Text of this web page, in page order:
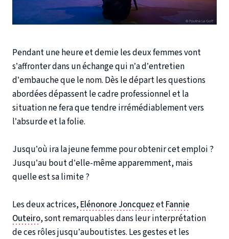
Pendant une heure et demie les deux femmes vont
s’affronter dans un échange qui n’a d’entretien
d’embauche que le nom. Dès le départ les questions
abordées dépassent le cadre professionnel et la
situation ne fera que tendre irrémédiablement vers
l’absurde et la folie.
Jusqu’où ira la jeune femme pour obtenir cet emploi ?
Jusqu’au bout d’elle-même apparemment, mais
quelle est sa limite ?
Les deux actrices, Elénonore JoncquezetFannie
Outeiro, sont remarquables dans leur interprétation
de ces rôles jusqu’auboutistes. Les gestes et les